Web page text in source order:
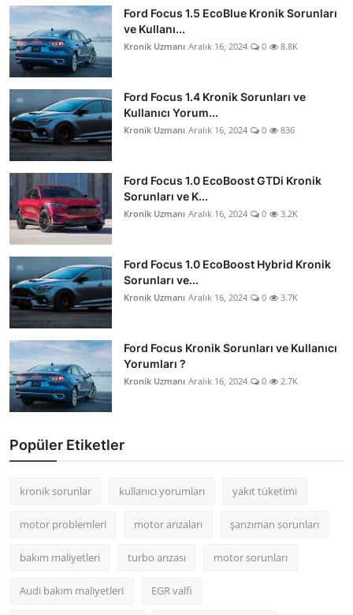
Ford Focus 1.5 EcoBlue Kronik Sorunları
ve Kullanı...
Kronik Uzmanı Aralık 16, 2024 0 8.8K
Ford Focus 1.4 Kronik Sorunları ve
Kullanıcı Yorum...
Kronik Uzmanı Aralık 16, 2024 0 836
Ford Focus 1.0 EcoBoost GTDi Kronik
Sorunları ve K...
Kronik Uzmanı Aralık 16, 2024 0 3.2K
Ford Focus 1.0 EcoBoost Hybrid Kronik
Sorunları ve...
Kronik Uzmanı Aralık 16, 2024 0 3.7K
Ford Focus Kronik Sorunları ve Kullanıcı
Yorumları ?
Kronik Uzmanı Aralık 16, 2024 0 2.7K
Popüler Etiketler
kronik sorunlar kullanıcı yorumları yakıt tüketimi
motor problemleri motor arızaları şanzıman sorunları
bakım maliyetleri turbo arızası motor sorunları
Audi bakım maliyetleri EGR valfi